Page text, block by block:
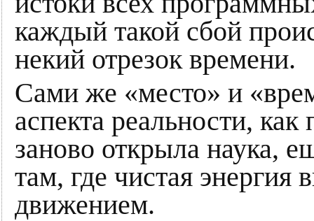
каждый такой сбой
некий отрезок времени.
Сами же «место» и
аспекта реальности,
заново открыла наука,
там, где чистая энергия
движением.